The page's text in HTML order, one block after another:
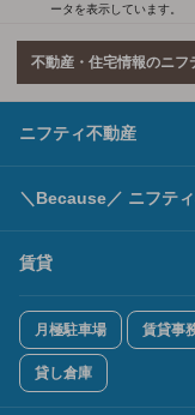
ータを表示しています。
不動産・住宅情報のニフ
ニフティ不動産
＼Because／ ニフテ
賃貸
月極駐車場 賃貸事
貸し倉庫